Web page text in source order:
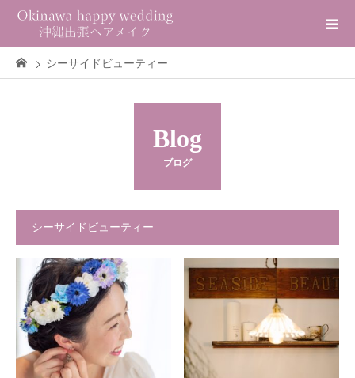
シーサイドビューティー
Blog
ブログ
シーサイドビューティー